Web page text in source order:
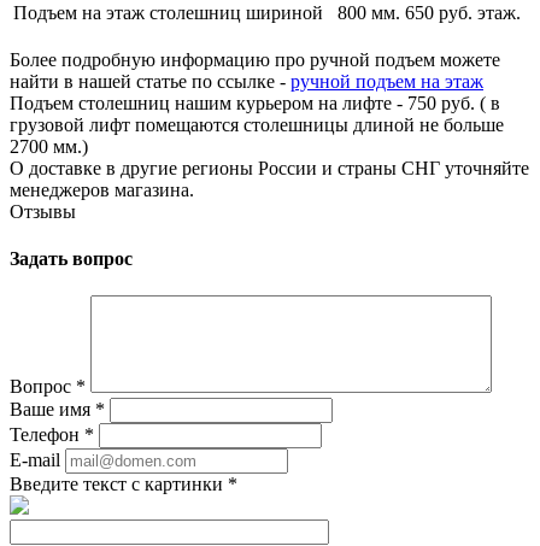
Подъем на этаж столешниц шириной
800 мм. 650 руб. этаж.
Более подробную информацию про ручной подъем можете
найти в нашей статье по ссылке - ручной подъем на этаж
Подъем столешниц нашим курьером на лифте - 750 руб. ( в
грузовой лифт помещаются столешницы длиной не больше
2700 мм.)
О доставке в другие регионы России и страны СНГ уточняйте
менеджеров магазина.
Отзывы
Задать вопрос
Вопрос *
Ваше имя *
Телефон *
E-mail
Введите текст с картинки *